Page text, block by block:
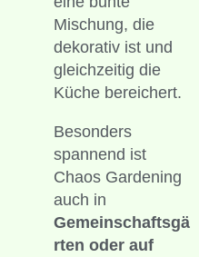
Mischung, die
dekorativ ist und
gleichzeitig die
Küche bereichert.
Besonders
spannend ist
Chaos Gardening
auch in
Gemeinschaftsgä
rten oder auf